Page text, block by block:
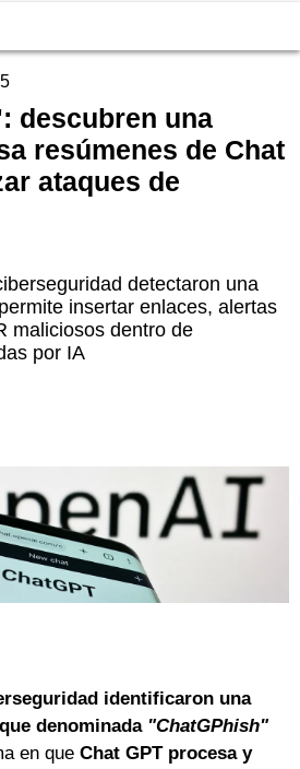
descubren una
resúmenes de Chat
ataques de
detectaron una
insertar enlaces, alertas
maliciosos dentro de
por IA
identificaron una
denominada "ChatGPhish"
en que Chat GPT procesa y